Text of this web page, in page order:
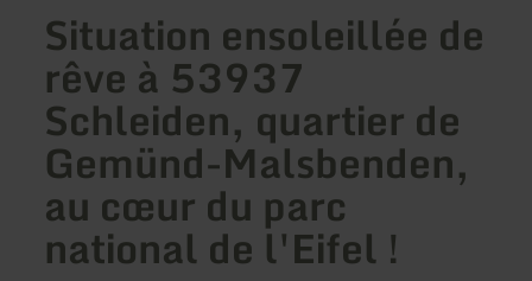
Situation ensoleillée de
rêve à 53937
Schleiden, quartier de
Gemünd-Malsbenden,
au cœur du parc
national de l'Eifel !